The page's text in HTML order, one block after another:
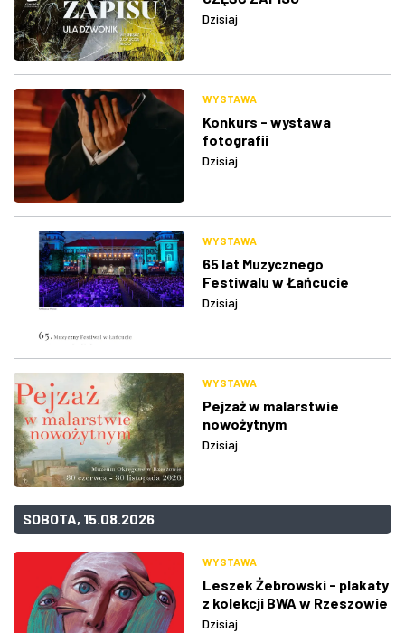
Dzisiaj
WYSTAWA
Konkurs - wystawa
fotografii
Dzisiaj
WYSTAWA
65 lat Muzycznego
Festiwalu w Łańcucie
Dzisiaj
WYSTAWA
Pejzaż w malarstwie
nowożytnym
Dzisiaj
SOBOTA, 15.08.2026
WYSTAWA
Leszek Żebrowski - plakaty
z kolekcji BWA w Rzeszowie
Dzisiaj